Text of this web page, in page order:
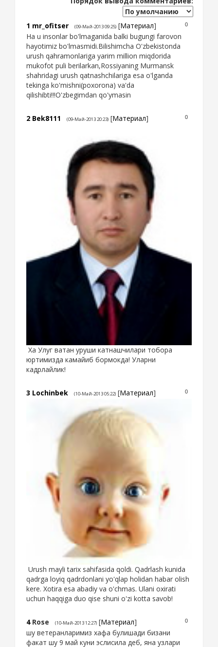
0
1 mr_ofitser (09-Май-2013 09:25) [Материал]
Ha u insonlar bo'lmaganida balki bugungi farovon
hayotimiz bo'lmasmidi.Bilishimcha O'zbekistonda
urush qahramonlariga yarim million miqdorida
mukofot puli berilarkan,Rossiyaning Murmansk
shahridagi urush qatnashchilariga esa o'lganda
tekinga ko'mishni(poxorona) va'da
qilishibti!!!O'zbegimdan qo'ymasin
0
2 Bek8111 (09-Май-2013 20:23) [Материал]
Ха Улуг ватан уруши катнашчилари тобора
юртимизда камайиб бормокда! Уларни
кадрлайлик!
0
3 Lochinbek (10-Май-2013 05:22) [Материал]
Urush mayli tarix sahifasida qoldi. Qadrlash kunida
qadrga loyiq qadrdonlani yo'qlap holidan habar olish
kere. Xotira esa abadiy va o'chmas. Ulani oxirati
uchun haqqiga duo qise shuni o'zi kotta savob!
0
4 Rose (10-Май-2013 12:27) [Материал]
шу ветеранларимиз хафа булишади бизани
факат шу 9 май куни эслисила деб, яна узлари